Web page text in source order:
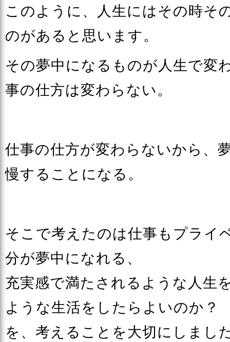
このように、人生にはその時そ
のがあると思います。
その夢中になるものが人生で変
事の仕方は変わらない。
仕事の仕方が変わらないから、
慢することになる。
そこで考えたのは仕事もプライ
分が夢中になれる、
充実感で満たされるような人生
ような生活をしたらよいのか？
を、考えることを大切にしまし